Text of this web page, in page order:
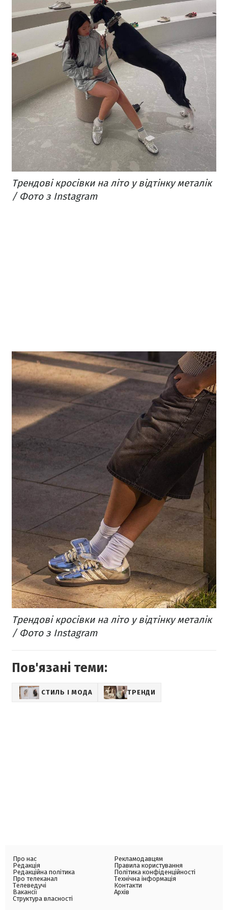
Трендові кросівки на літо у відтінку металік
/ Фото з Instagram
Трендові кросівки на літо у відтінку металік
/ Фото з Instagram
Пов'язані теми:
СТИЛЬ І МОДА ТРЕНДИ
Про нас
Редакція
Редакційна політика
Про телеканал
Телеведучі
Вакансії
Структура власності
Рекламодавцям
Правила користування
Політика конфіденційності
Технічна інформація
Контакти
Архів